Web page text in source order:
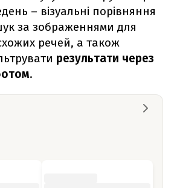
– візуальні порівняння
за зображеннями для
речей, а також
результати через
.